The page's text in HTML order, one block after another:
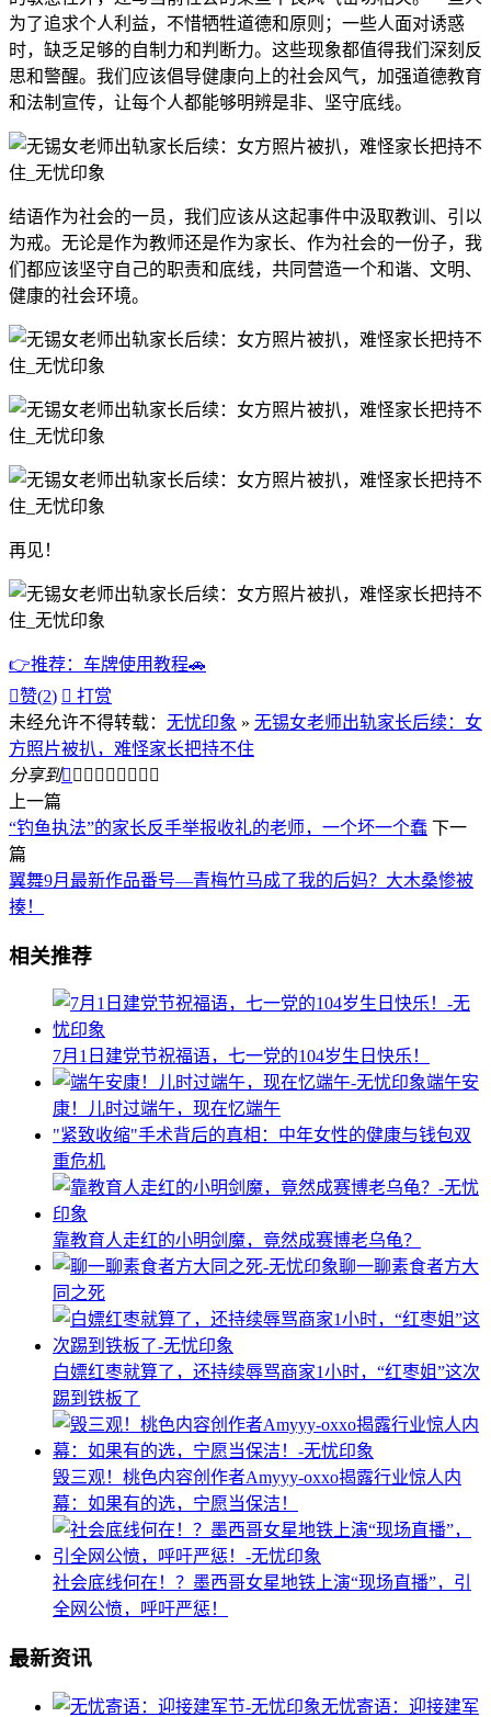
为了追求个人利益，不惜牺牲道德和原则；一些人面对诱惑
时，缺乏足够的自制力和判断力。这些现象都值得我们深刻反
思和警醒。我们应该倡导健康向上的社会风气，加强道德教育
和法制宣传，让每个人都能够明辨是非、坚守底线。
结语作为社会的一员，我们应该从这起事件中汲取教训、引以
为戒。无论是作为教师还是作为家长、作为社会的一份子，我
们都应该坚守自己的职责和底线，共同营造一个和谐、文明、
健康的社会环境。
再见！
👉推荐：车牌使用教程🚗
赞(2)  打赏
未经允许不得转载： 无忧印象 » 无锡女老师出轨家长后续：女
方照片被扒，难怪家长把持不住
分享到        
上一篇
“钓鱼执法”的家长反手举报收礼的老师，一个坏一个蠢 下一
篇
翼舞9月最新作品番号—青梅竹马成了我的后妈？大木桑惨被
揍！
相关推荐
7月1日建党节祝福语，七一党的104岁生日快乐！
端午安
康！儿时过端午，现在忆端午
"紧致收缩"手术背后的真相：中年女性的健康与钱包双
重危机
靠教育人走红的小明剑魔，竟然成赛博老乌龟？
聊一聊素食者方大
同之死
白嫖红枣就算了，还持续辱骂商家1小时，“红枣姐”这次
踢到铁板了
毁三观！桃色内容创作者Amyyy-oxxo揭露行业惊人内
幕：如果有的选，宁愿当保洁！
社会底线何在！？墨西哥女星地铁上演“现场直播”，引
全网公愤，呼吁严惩！
最新资讯
无忧寄语：迎接建军